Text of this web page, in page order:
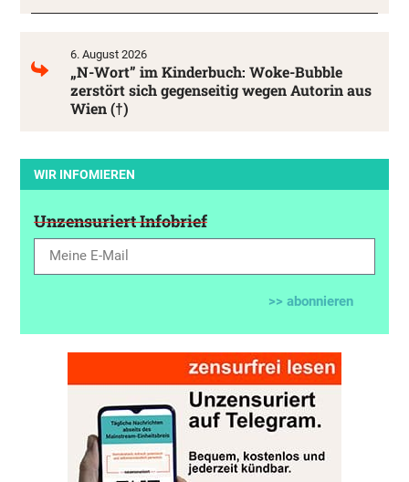
6. August 2026
„N-Wort” im Kinderbuch: Woke-Bubble
zerstört sich gegenseitig wegen Autorin aus
Wien (†)
WIR INFOMIEREN
Unzensuriert Infobrief
>> abonnieren